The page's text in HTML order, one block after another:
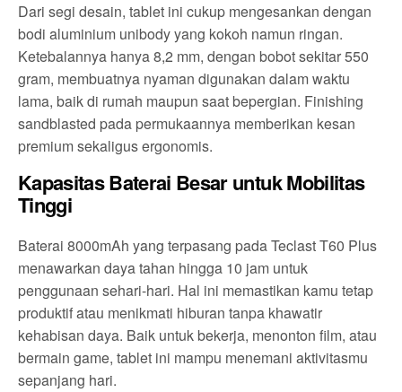
Dari segi desain, tablet ini cukup mengesankan dengan
bodi aluminium unibody yang kokoh namun ringan.
Ketebalannya hanya 8,2 mm, dengan bobot sekitar 550
gram, membuatnya nyaman digunakan dalam waktu
lama, baik di rumah maupun saat bepergian. Finishing
sandblasted pada permukaannya memberikan kesan
premium sekaligus ergonomis.
Kapasitas Baterai Besar untuk Mobilitas
Tinggi
Baterai 8000mAh yang terpasang pada Teclast T60 Plus
menawarkan daya tahan hingga 10 jam untuk
penggunaan sehari-hari. Hal ini memastikan kamu tetap
produktif atau menikmati hiburan tanpa khawatir
kehabisan daya. Baik untuk bekerja, menonton film, atau
bermain game, tablet ini mampu menemani aktivitasmu
sepanjang hari.